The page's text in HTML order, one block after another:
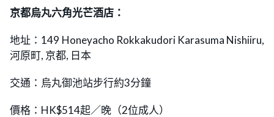
京都烏丸六角光芒酒店：
地址：149 Honeyacho Rokkakudori Karasuma Nishiiru,
河原町, 京都, 日本
交通：烏丸御池站步行約3分鐘
價格：HK$514起／晚（2位成人）